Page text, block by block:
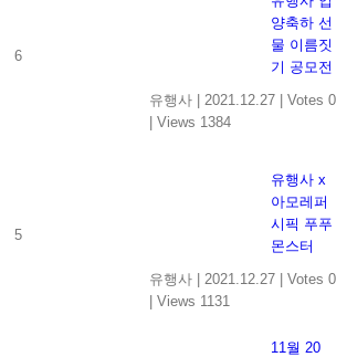
6
양축하 선
물 이름짓
기 공모전
유행사
2021.12.27
Votes 0
Views 1384
5
유행사 x
아모레퍼
시픽 푸푸
몬스터
유행사
2021.12.27
Votes 0
Views 1131
11월 20